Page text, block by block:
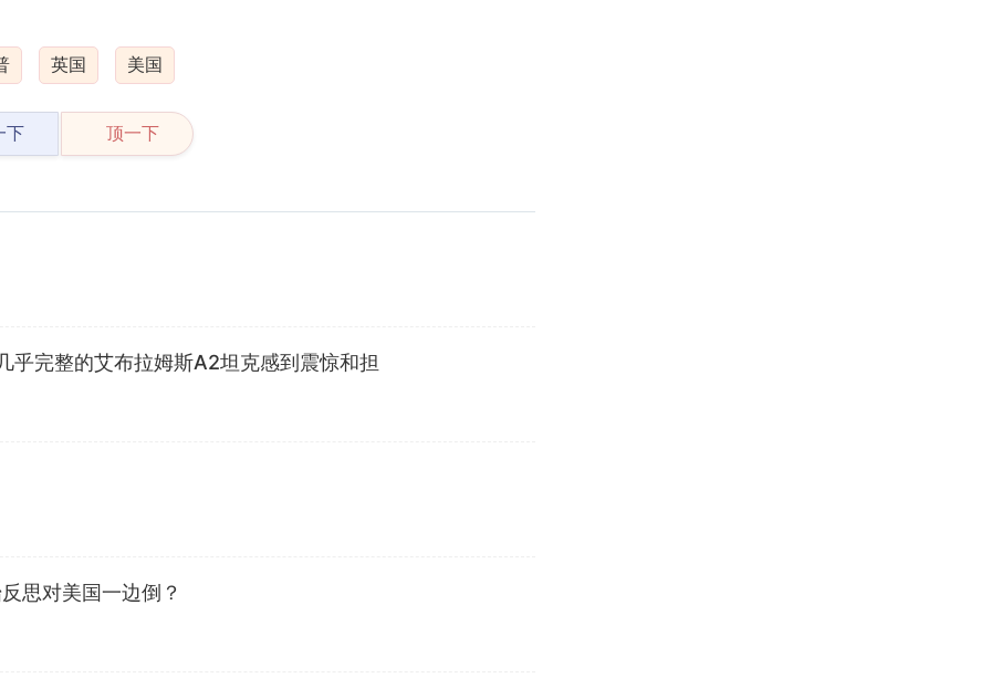
英国 美国
下 顶一下
乎完整的艾布拉姆斯A2坦克感到震惊和担
思对美国一边倒？